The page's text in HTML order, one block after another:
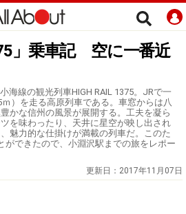
」乗車記 空に一番近
海線の観光列車HIGH RAIL 1375。JRで一
）を走る高原列車である。車窓からは八
かな信州の風景が展開する。工夫を凝ら
を味わったり、天井に星空が映し出され
魅力的な仕掛けが満載の列車だ。このた
ができたので、小淵沢駅までの旅をレポー
更新日： 2017年11月07日